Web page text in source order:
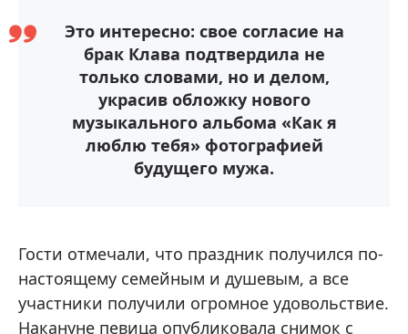
Это интересно: свое согласие на
брак Клава подтвердила не
только словами, но и делом,
украсив обложку нового
музыкального альбома «Как я
люблю тебя» фотографией
будущего мужа.
Гости отмечали, что праздник получился по-
настоящему семейным и душевым, а все
участники получили огромное удовольствие.
Накануне певица опубликовала снимок с